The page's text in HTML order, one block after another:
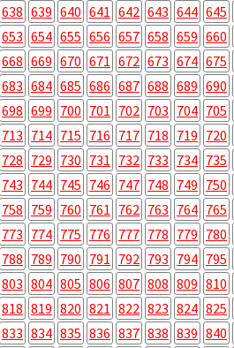
638 639 640 641 642 643 644 645
653 654 655 656 657 658 659 660
668 669 670 671 672 673 674 675
683 684 685 686 687 688 689 690
698 699 700 701 702 703 704 705
713 714 715 716 717 718 719 720
728 729 730 731 732 733 734 735
743 744 745 746 747 748 749 750
758 759 760 761 762 763 764 765
773 774 775 776 777 778 779 780
788 789 790 791 792 793 794 795
803 804 805 806 807 808 809 810
818 819 820 821 822 823 824 825
833 834 835 836 837 838 839 840